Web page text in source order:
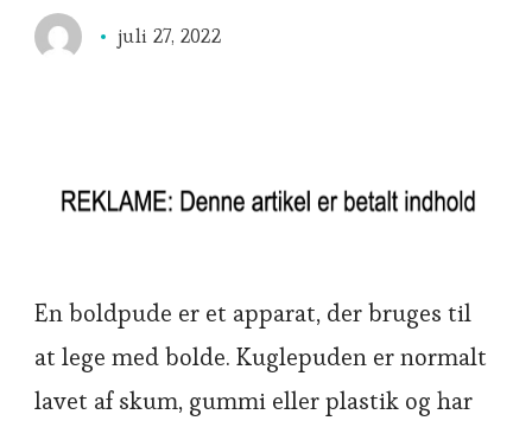
juli 27, 2022
En boldpude er et apparat, der bruges til
at lege med bolde. Kuglepuden er normalt
lavet af skum, gummi eller plastik og har